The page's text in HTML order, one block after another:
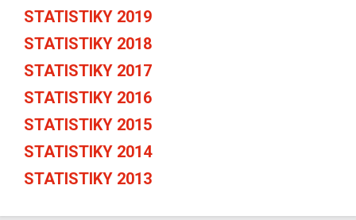
STATISTIKY 2019
STATISTIKY 2018
STATISTIKY 2017
STATISTIKY 2016
STATISTIKY 2015
STATISTIKY 2014
STATISTIKY 2013